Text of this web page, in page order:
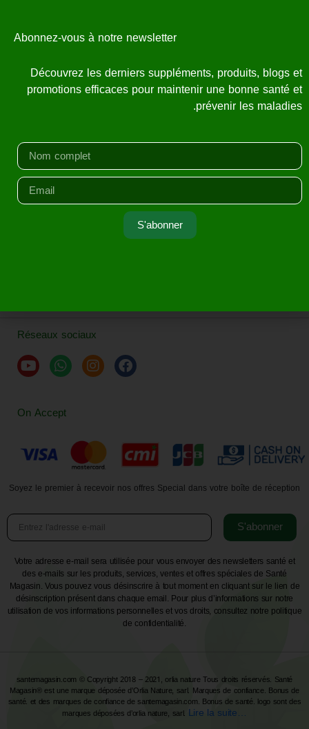
Références
Service Client
Application Mobile
Réseaux sociaux
On Accept
Soyez le premier à recevoir nos offres Special dans votre boîte de réception
S'abonner
Votre adresse e-mail sera utilisée pour vous envoyer des newsletters santé et
des e-mails sur les produits, services, ventes et offres spéciales de Santé
Magasin. Vous pouvez vous désinscrire à tout moment en cliquant sur le lien de
désinscription présent dans chaque email. Pour plus d’informations sur notre
utilisation de vos informations personnelles et vos droits, consultez notre politique
de confidentialité.
santemagasin.com © Copyright 2018 – 2021, orlia nature Tous droits réservés. Santé
Magasin® est une marque déposée d’Orlia Nature, sarl. Marques de confiance. Bonus de
santé. et des marques de confiance de santemagasin.com. Bonus de santé. logo sont des
marques déposées d’orlia nature, sarl. Lire la suite…
Abonnez-vous à notre newsletter
Découvrez les derniers suppléments, produits, blogs et
promotions efficaces pour maintenir une bonne santé et
prévenir les maladies.
S'abonner